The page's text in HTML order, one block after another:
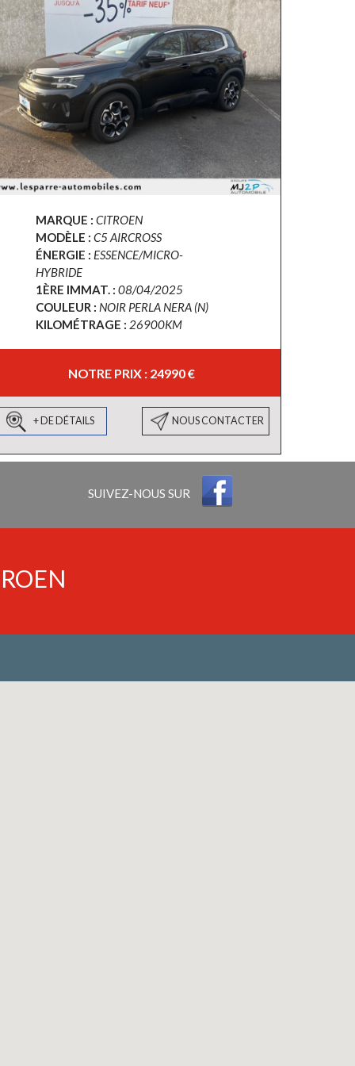
MARQUE : CITROEN
MODÈLE : C5 AIRCROSS
ÉNERGIE : ESSENCE/MICRO-
HYBRIDE
1ÈRE IMMAT. : 08/04/2025
COULEUR : NOIR PERLA NERA (N)
KILOMÉTRAGE : 26900KM
NOTRE PRIX : 24990 €
+ DE DÉTAILS NOUS CONTACTER
SUIVEZ-NOUS SUR